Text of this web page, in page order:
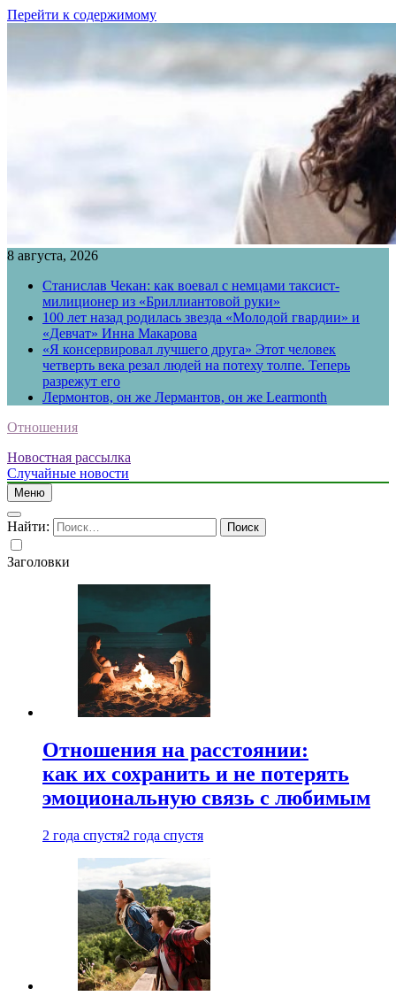
Перейти к содержимому
8 августа, 2026
Станислав Чекан: как воевал с немцами таксист-
милиционер из «Бриллиантовой руки»
100 лет назад родилась звезда «Молодой гвардии» и
«Девчат» Инна Макарова
«Я консервировал лучшего друга» Этот человек
четверть века резал людей на потеху толпе. Теперь
разрежут его
Лермонтов, он же Лермантов, он же Learmonth
Отношения
Новостная рассылка
Случайные новости
Меню
Найти:
Заголовки
Отношения на расстоянии:
как их сохранить и не потерять
эмоциональную связь с любимым
2 года спустя2 года спустя